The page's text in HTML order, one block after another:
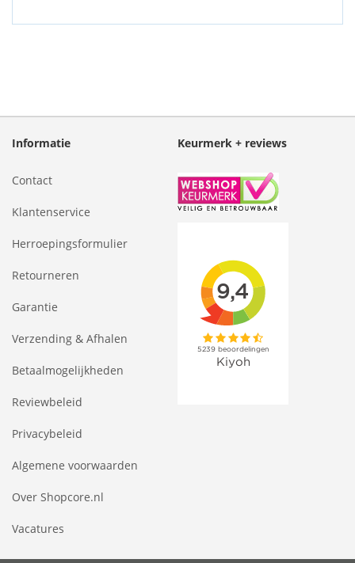
Informatie
Contact
Klantenservice
Herroepingsformulier
Retourneren
Garantie
Verzending & Afhalen
Betaalmogelijkheden
Reviewbeleid
Privacybeleid
Algemene voorwaarden
Over Shopcore.nl
Vacatures
Keurmerk + reviews